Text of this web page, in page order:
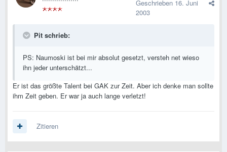
Geschrieben 16. Juni
2003
Pit schrieb:
PS: Naumoski ist bei mir absolut gesetzt, versteh net wieso
ihn jeder unterschätzt...
Er ist das größte Talent bei GAK zur Zeit. Aber ich denke man sollte
ihm Zeit geben. Er war ja auch lange verletzt!
Zitieren